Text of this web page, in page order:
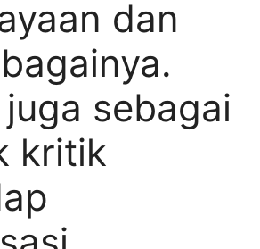
dan
sebagai
kritik